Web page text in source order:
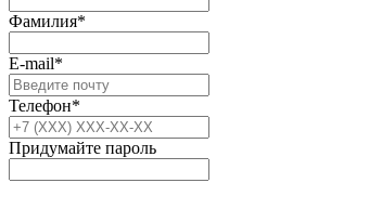
Фамилия*
E-mail*
Телефон*
Придумайте пароль